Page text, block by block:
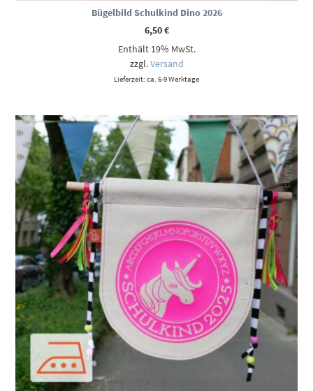
Bügelbild Schulkind Dino 2026
6,50€
Enthält 19% MwSt.
zzgl.Versand
Lieferzeit: ca. 6-9 Werktage